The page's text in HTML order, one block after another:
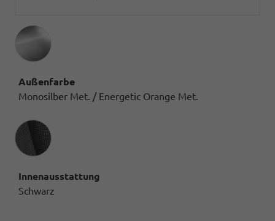
Außenfarbe
Monosilber Met. / Energetic Orange Met.
Innenausstattung
Innenausstattung
Schwarz